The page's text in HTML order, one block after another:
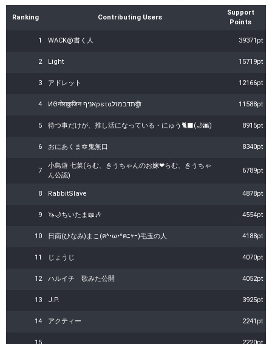
Ranking Contributing Users
Support
Points
1 WACK@書く人 39371pt
2 Light 15719pt
3 アドレット 12166pt
4 ИΘनोराकुजिन אניףρεταתדבמזלवुीा 11588pt
5 待つ事だけが、推し活になっている・にゅう🐈‍⬛(🌙🌆) 8915pt
6 おにあくま🔯鬼無口 8340pt
7
小鳥遊 七菜(らむ、きうちゃんのお嫁❤らむ、きうちゃ
ん公認)
6789pt
8 RabbitSlaveㅤ 4878pt
9 🦄🌙ちいたま📖🎶 4554pt
10 日南(ひなみ)まこ(ฅ^•ω•^ฅﾆｬｰ)毛玉の人 4188pt
11 じょうじ 4070pt
12 ハルイチ 歌みた公開 4052pt
13 J.P. 3925pt
14 アクティー 2241pt